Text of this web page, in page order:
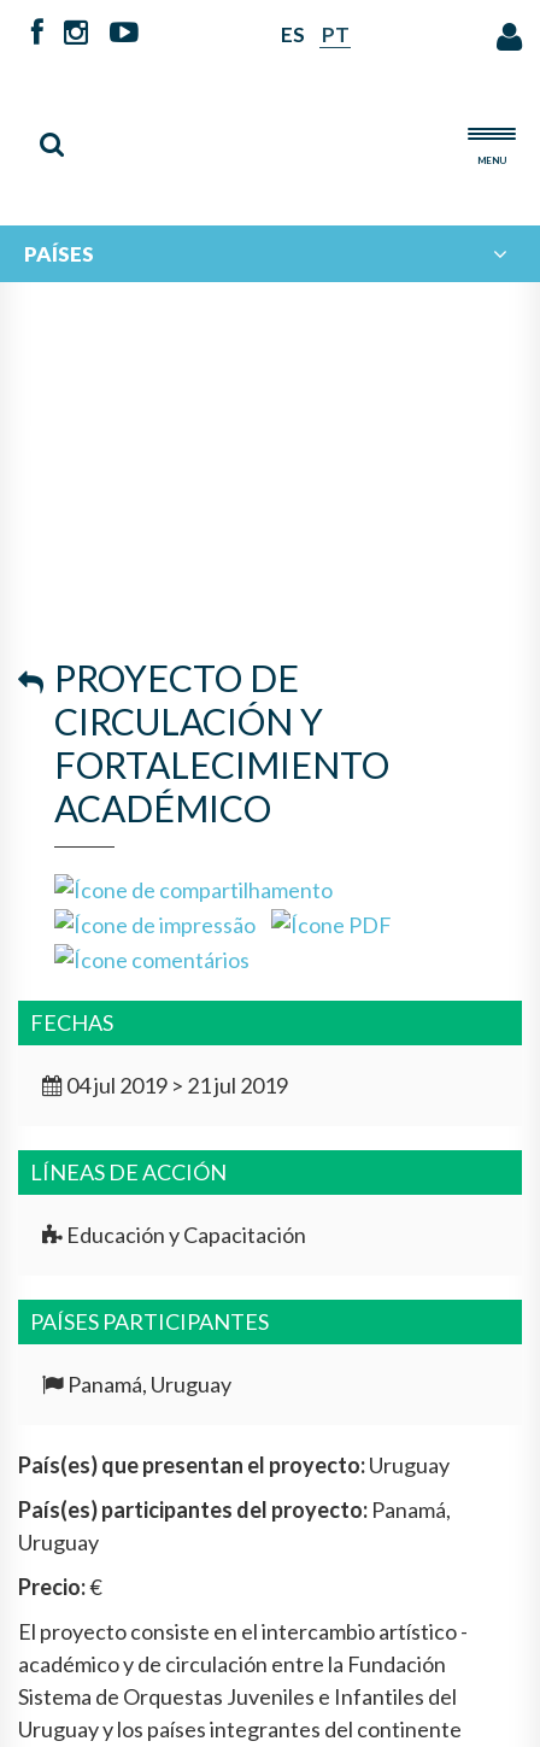
ES PT
MENU
PAÍSES
PROYECTO DE
CIRCULACIÓN Y
FORTALECIMIENTO
ACADÉMICO
FECHAS
04 jul 2019 > 21 jul 2019
LÍNEAS DE ACCIÓN
Educación y Capacitación
PAÍSES PARTICIPANTES
Panamá, Uruguay
País(es) que presentan el proyecto:Uruguay
País(es) participantes del proyecto: Panamá,
Uruguay
Precio:€
El proyecto consiste en el intercambio artístico -
académico y de circulación entre la Fundación
Sistema de Orquestas Juveniles e Infantiles del
Uruguay y los países integrantes del continente